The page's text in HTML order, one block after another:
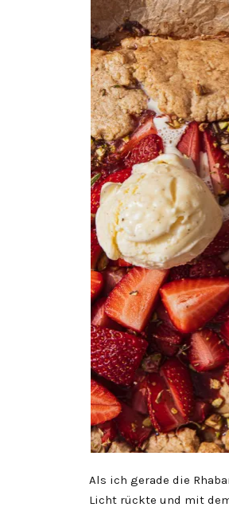
Als ich gerade die
Licht rückte und mit